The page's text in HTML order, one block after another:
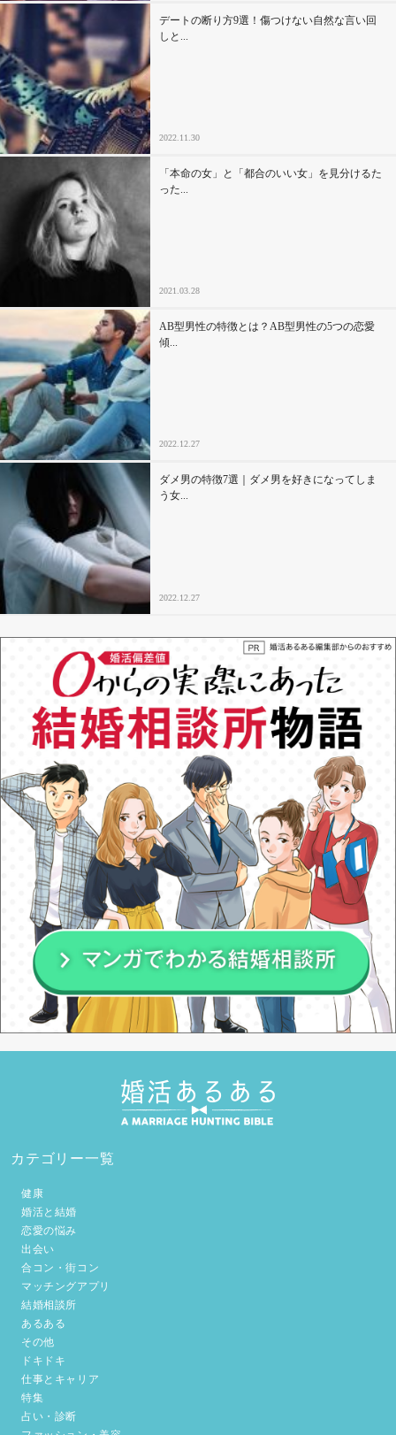
デートの断り方9選！傷つけない自然な言い回
しと...
2022.11.30
「本命の女」と「都合のいい女」を見分けるた
った...
2021.03.28
AB型男性の特徴とは？AB型男性の5つの恋愛
傾...
2022.12.27
ダメ男の特徴7選｜ダメ男を好きになってしま
う女...
2022.12.27
カテゴリー一覧
健康
婚活と結婚
恋愛の悩み
出会い
合コン・街コン
マッチングアプリ
結婚相談所
あるある
その他
ドキドキ
仕事とキャリア
特集
占い・診断